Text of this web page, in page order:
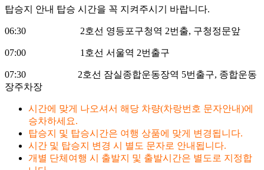
탑승지 안내 탑승 시간을 꼭 지켜주시기 바랍니다.
06:30 2호선 영등포구청역 2번출, 구청정문앞
07:00 1호선 서울역 2번출구
07:30 2호선 잠실종합운동장역 5번출구, 종합운동
장주차장
시간에 맞게 나오셔서 해당 차량(차랑번호 문자안내)에
승차하세요.
탑승지 및 탑승시간은 여행 상품에 맞게 변경됩니다.
시간 및 탑승지 변경 시 별도 문자로 안내됩니다.
개별 단체여행 시 출발지 및 출발시간은 별도로 지정합